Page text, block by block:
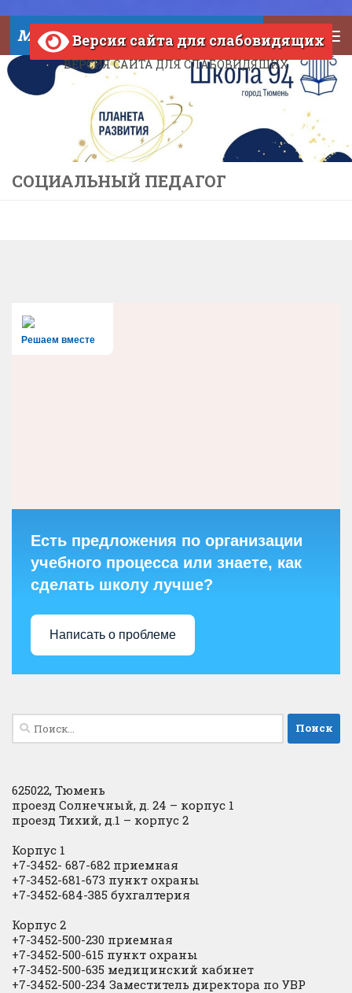
Skip to content
МАОУ СОШ №94 города Тюмени
ВЕРСИЯ САЙТА ДЛЯ СЛАБОВИДЯЩИХ
Версия сайта для слабовидящих
СОЦИАЛЬНЫЙ ПЕДАГОГ
Решаем вместе
Есть предложения по организации
учебного процесса или знаете, как
сделать школу лучше?
Написать о проблеме
Найти:
625022, Тюмень
проезд Солнечный, д. 24 – корпус 1
проезд Тихий, д.1 – корпус 2
Корпус 1
+7-3452- 687-682 приемная
+7-3452-681-673 пункт охраны
+7-3452-684-385 бухгалтерия
Корпус 2
+7-3452-500-230 приемная
+7-3452-500-615 пункт охраны
+7-3452-500-635 медицинский кабинет
+7-3452-500-234 Заместитель директора по УВР